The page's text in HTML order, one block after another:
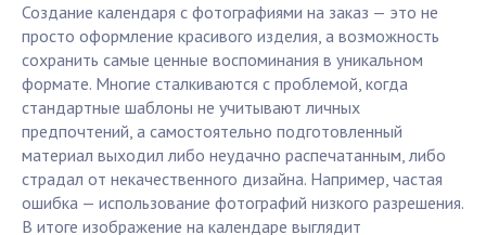
Создание календаря с фотографиями на заказ — это не
просто оформление красивого изделия, а возможность
сохранить самые ценные воспоминания в уникальном
формате. Многие сталкиваются с проблемой, когда
стандартные шаблоны не учитывают личных
предпочтений, а самостоятельно подготовленный
материал выходил либо неудачно распечатанным, либо
страдал от некачественного дизайна. Например, частая
ошибка — использование фотографий низкого разрешения.
В итоге изображение на календаре выглядит